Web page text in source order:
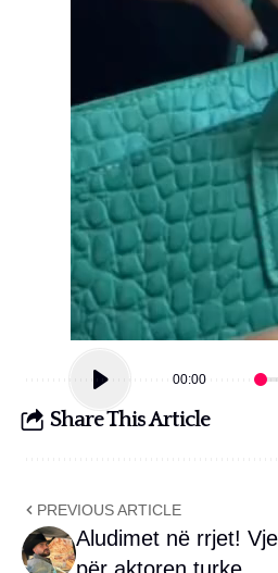
00:00
Share This Article
PREVIOUS ARTICLE
Aludimet në rrjet!